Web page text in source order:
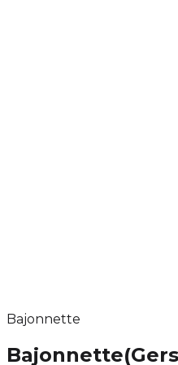
Bajonnette
Bajonnette